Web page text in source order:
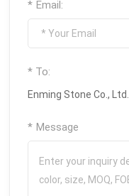
* Email:
* To:
Enming Stone Co., Ltd.
* Message